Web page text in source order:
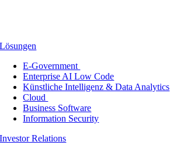
Lösungen
E-Government
Enterprise AI Low Code
Künstliche Intelligenz & Data Analytics
Cloud
Business Software
Information Security
Investor Relations